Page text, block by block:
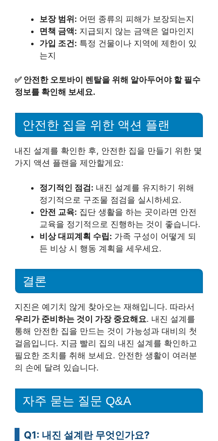
보장 범위: 어떤 종류의 피해가 보장되는지
면책 금액: 지급되지 않는 금액은 얼마인지
가입 조건: 특정 건물이나 지역에 제한이 있
는지
✅ 안전한 오토바이 렌탈을 위해 알아두어야 할 필수
정보를 확인해 보세요.
안전한 집을 위한 액션 플랜
내진 설계를 확인한 후, 안전한 집을 만들기 위한 몇
가지 액션 플랜을 제안할게요:
정기적인 점검: 내진 설계를 유지하기 위해
정기적으로 구조물 점검을 실시하세요.
안전 교육: 집단 생활을 하는 곳이라면 안전
교육을 정기적으로 진행하는 것이 좋습니다.
비상 대피계획 수립: 가족 구성이 어떻게 되
든 비상 시 행동 계획을 세우세요.
결론
지진은 예기치 않게 찾아오는 재해입니다. 따라서
우리가 준비하는 것이 가장 중요해요. 내진 설계를
통해 안전한 집을 만드는 것이 가능성과 대비의 첫
걸음입니다. 지금 빨리 집의 내진 설계를 확인하고
필요한 조치를 취해 보세요. 안전한 생활이 여러분
의 손에 달려 있습니다.
자주 묻는 질문 Q&A
Q1: 내진 설계란 무엇인가요?